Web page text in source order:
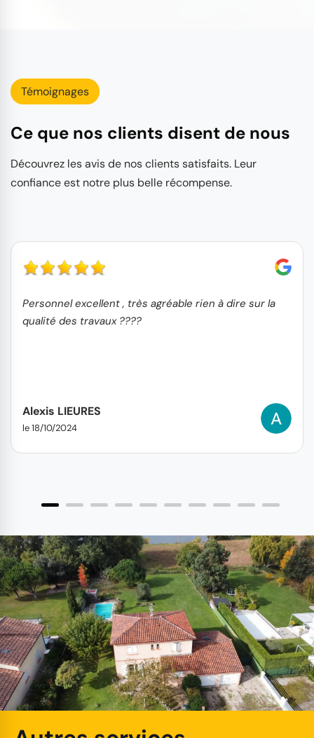
Témoignages
Ce que nos clients disent de nous
Découvrez les avis de nos clients satisfaits. Leur
confiance est notre plus belle récompense.
Personnel excellent , très agréable rien à dire sur la
qualité des travaux ????
Alexis LIEURES
le 18/10/2024